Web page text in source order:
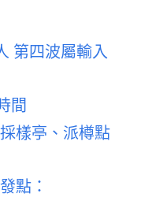
第四波屬輸入
間
樣亭、派樽點
點：